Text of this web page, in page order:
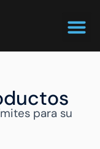
para su